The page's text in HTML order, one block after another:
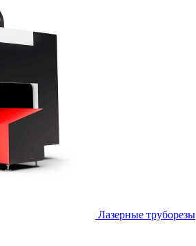
Лазерные труборезы